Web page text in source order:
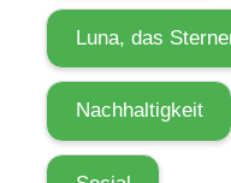
Luna, das
Nachhaltigkeit